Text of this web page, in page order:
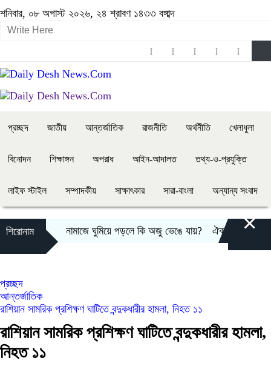
শনিবার, ০৮ অগাস্ট ২০২৬, ২৪ শ্রাবণ ১৪৩৩ বঙ্গাব্দ
প্রচ্ছদ জাতীয় আন্তর্জাতিক রাজনীতি অর্থনীতি খেলাধুলা
বিনোদন শিক্ষাঙ্গন অপরাধ আইন-আদালত তথ্য-ও-প্রযুক্তি
লাইফ স্টাইল সম্পাদকীয় সাক্ষাৎকার সারা-বাংলা অন্যান্য সংবাদ
শিরোনাম নামাজে ঘুমিয়ে পড়লে কি অজু ভেঙে যায়? ঐক্য-সক্ষমতা×
প্রচ্ছদ
আন্তর্জাতিক
রাশিয়ান সামরিক প্রশিক্ষণ ঘাটিতে বন্দুকধারীর হামলা, নিহত ১১
রাশিয়ান সামরিক প্রশিক্ষণ ঘাটিতে বন্দুকধারীর হামলা,
নিহত ১১